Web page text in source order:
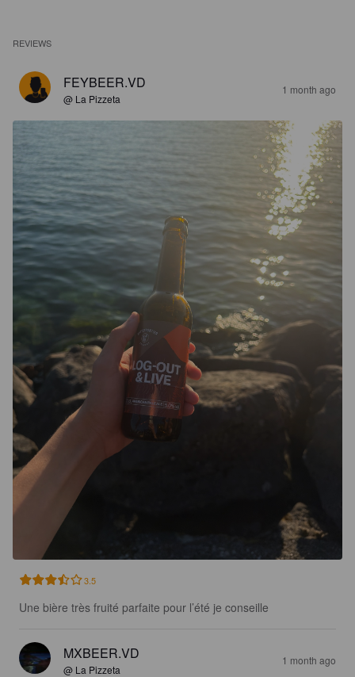
REVIEWS
FEYBEER.VD
@ La Pizzeta
1 month ago
3.5
Une bière très fruité parfaite pour l’été je conseille
MXBEER.VD
@ La Pizzeta
1 month ago